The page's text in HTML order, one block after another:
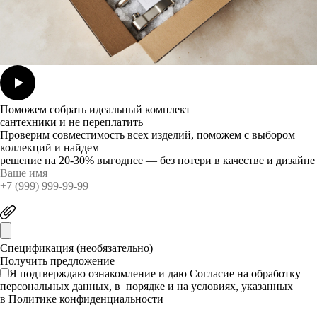
Поможем собрать идеальный комплект
сантехники и не переплатить
Проверим совместимость всех изделий, поможем с выбором
коллекций и найдем
решение на 20-30% выгоднее — без потери в качестве и дизайне
Спецификация (необязательно)
Я подтверждаю ознакомление и даю Согласие на обработку
персональных данных, в порядке и на условиях, указанных
в Политике конфиденциальности